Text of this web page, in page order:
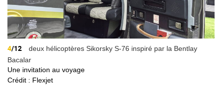
4/12
deux hélicoptères Sikorsky S-76 inspiré par la Bentlay
Bacalar
Une invitation au voyage
Crédit : Flexjet